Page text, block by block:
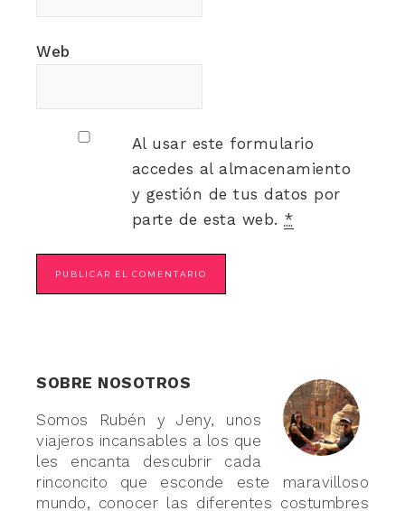
Web
Al usar este formulario
accedes al almacenamiento
y gestión de tus datos por
parte de esta web. *
SOBRE NOSOTROS
Somos Rubén y Jeny, unos
viajeros incansables a los que
les encanta descubrir cada
rinconcito que esconde este maravilloso
mundo, conocer las diferentes costumbres